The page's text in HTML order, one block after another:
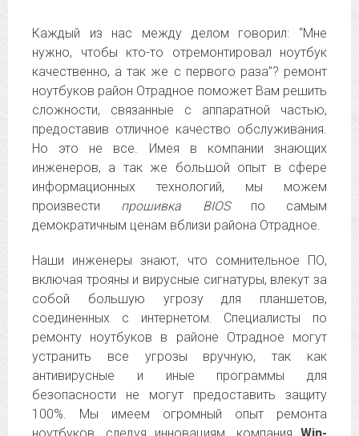
Каждый из нас между делом говорил: “Мне
нужно, чтобы кто-то отремонтировал ноутбук
качественно, а так же с первого раза”? ремонт
ноутбуков район Отрадное поможет Вам решить
сложности, связанные с аппаратной частью,
предоставив отличное качество обслуживания.
Но это не все. Имея в компании знающих
инженеров, а так же большой опыт в сфере
информационных технологий, мы можем
произвести прошивка BIOSпо самым
демократичным ценам вблизи района Отрадное.
Наши инженеры знают, что сомнительное ПО,
включая трояны и вирусные сигнатуры, влекут за
собой большую угрозу для планшетов,
соединенных с интернетом. Специалисты по
ремонту ноутбуков в районе Отрадное могут
устранить все угрозы вручную, так как
антивирусные и иные программы для
безопасности не могут предоставить защиту
100%. Мы имеем огромный опыт ремонта